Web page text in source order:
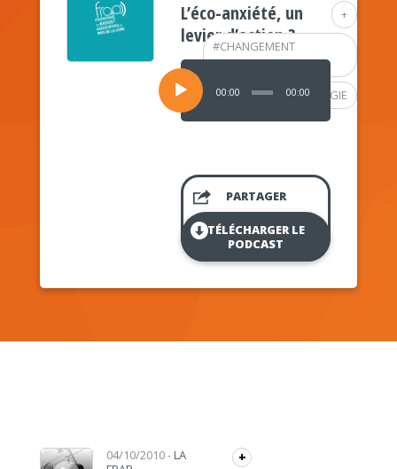
+
#CHANGEMENT
CLIMATIQUE
#PSYCHOLOGIE
L’éco-anxiété, un
levier d’action ?
Lecteur
audio
00:00 00:00
PARTAGER
TÉLÉCHARGER LE
PODCAST
Lecteur audio 04/10/2010- LA
+